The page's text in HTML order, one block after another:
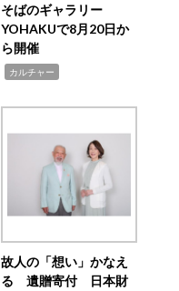
そばのギャラリー
YOHAKUで8月20日か
ら開催
カルチャー
故人の「想い」かなえ
る 遺贈寄付 日本財